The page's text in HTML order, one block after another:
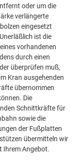
oder um die
verlängerte
eingesetzt
ist die
vorhandenen
durch einen
überprüfen muß,
Kran ausgehenden
übernommen
Die
Schnittkräfte für
sowie die
der Fußplatten
übermitteln wir
Ihrem Angebot.